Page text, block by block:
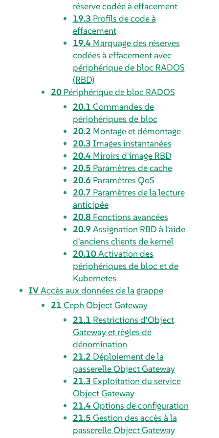
réserve codée à effacement
19.3 Profils de code à
effacement
19.4 Marquage des réserves
codées à effacement avec
périphérique de bloc RADOS
(RBD)
20 Périphérique de bloc RADOS
20.1 Commandes de
périphériques de bloc
20.2 Montage et démontage
20.3 Images instantanées
20.4 Miroirs d'image RBD
20.5 Paramètres de cache
20.6 Paramètres QoS
20.7 Paramètres de la lecture
anticipée
20.8 Fonctions avancées
20.9 Assignation RBD à l'aide
d'anciens clients de kernel
20.10Activation des
périphériques de bloc et de
Kubernetes
IVAccès aux données de la grappe
21 Ceph Object Gateway
21.1 Restrictions d'Object
Gateway et règles de
dénomination
21.2 Déploiement de la
passerelle Object Gateway
21.3 Exploitation du service
Object Gateway
21.4Options de configuration
21.5 Gestion des accès à la
passerelle Object Gateway